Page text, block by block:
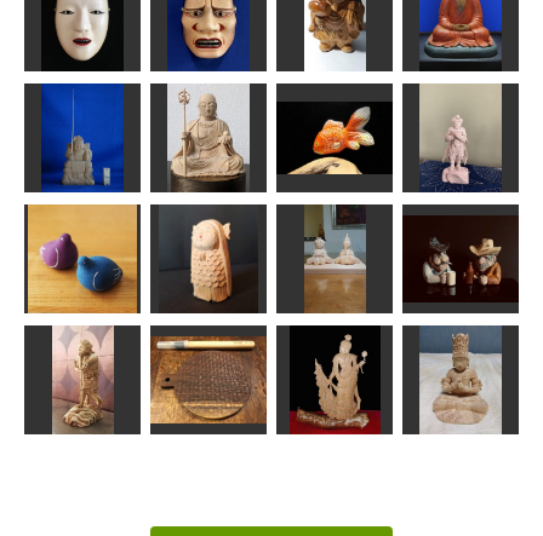
なべ猫
N（エヌ）
さかな皿
おさかなだいすき
弥勒菩薩
あらやん
馬頭観音
なんぺい
増女
msuganuma
橋姫
面打ち次元
大黒様
あらやん
達磨大師像
タカじいさん
恵比寿様
ta-chann
地蔵菩薩坐像
茶々丸
金魚 真達羅大将
みっちゃん
張り子の鳥
深瀬
童アマビエ
Issay
お雛様
こばさん
酔いどれカウ
ボーイ達
MINI
CuttingBoard…
板彫観音